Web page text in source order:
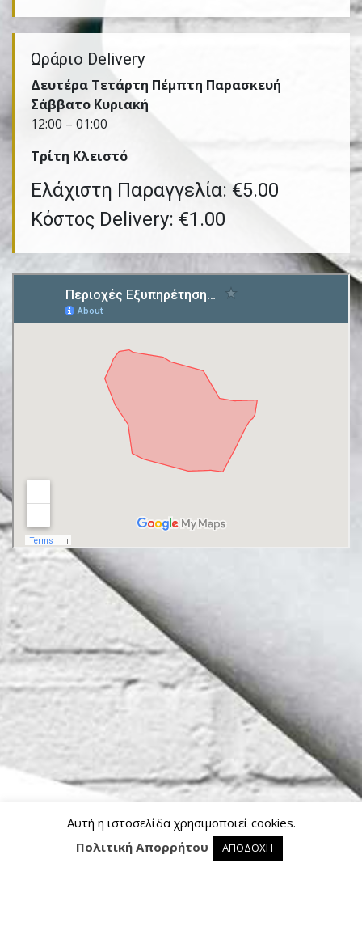
0 0 προϊόντα στο καλάθι
Ωράριο Delivery
Δευτέρα Τετάρτη Πέμπτη Παρασκευή
Σάββατο Κυριακή
12:00 – 01:00
Τρίτη Kλειστό
Ελάχιστη Παραγγελία: €5.00
Κόστος Delivery: €1.00
Αυτή η ιστοσελίδα χρησιμοποιεί cookies.
Πολιτική Απορρήτου
ΑΠΟΔΟΧΗ